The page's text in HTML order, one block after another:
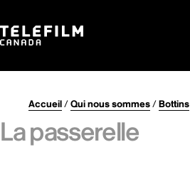
Accueil/Qui nous sommes/Bottins
La passerelle